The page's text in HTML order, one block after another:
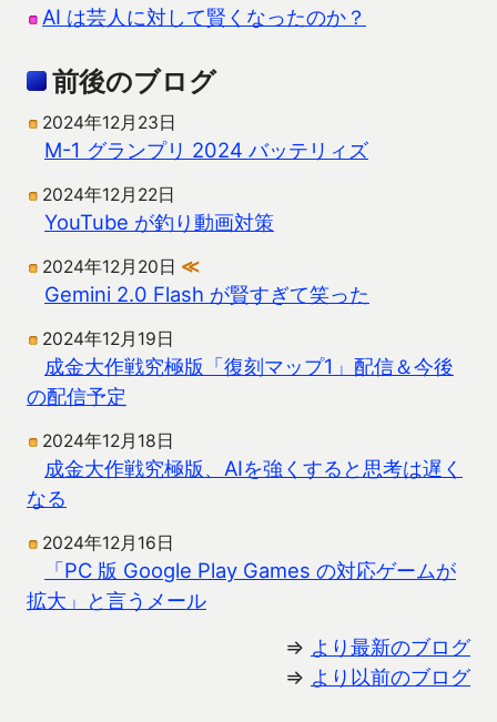
AI は芸人に対して賢くなったのか？
前後のブログ
2024年12月23日
M-1 グランプリ 2024 バッテリィズ
2024年12月22日
YouTube が釣り動画対策
2024年12月20日 ≪
Gemini 2.0 Flash が賢すぎて笑った
2024年12月19日
成金大作戦究極版「復刻マップ1」配信＆今後
の配信予定
2024年12月18日
成金大作戦究極版、AIを強くすると思考は遅く
なる
2024年12月16日
「PC 版 Google Play Games の対応ゲームが
拡大」と言うメール
⇒ より最新のブログ
⇒ より以前のブログ